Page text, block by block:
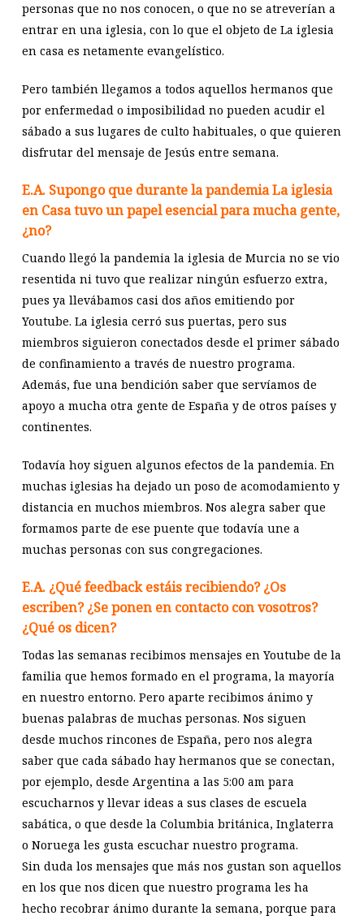
personas que no nos conocen, o que no se atreverían a
entrar en una iglesia, con lo que el objeto de La iglesia
en casa es netamente evangelístico.
Pero también llegamos a todos aquellos hermanos que
por enfermedad o imposibilidad no pueden acudir el
sábado a sus lugares de culto habituales, o que quieren
disfrutar del mensaje de Jesús entre semana.
E.A. Supongo que durante la pandemia La iglesia
en Casa tuvo un papel esencial para mucha gente,
¿no?
Cuando llegó la pandemia la iglesia de Murcia no se vio
resentida ni tuvo que realizar ningún esfuerzo extra,
pues ya llevábamos casi dos años emitiendo por
Youtube. La iglesia cerró sus puertas, pero sus
miembros siguieron conectados desde el primer sábado
de confinamiento a través de nuestro programa.
Además, fue una bendición saber que servíamos de
apoyo a mucha otra gente de España y de otros países y
continentes.
Todavía hoy siguen algunos efectos de la pandemia. En
muchas iglesias ha dejado un poso de acomodamiento y
distancia en muchos miembros. Nos alegra saber que
formamos parte de ese puente que todavía une a
muchas personas con sus congregaciones.
E.A. ¿Qué feedback estáis recibiendo? ¿Os
escriben? ¿Se ponen en contacto con vosotros?
¿Qué os dicen?
Todas las semanas recibimos mensajes en Youtube de la
familia que hemos formado en el programa, la mayoría
en nuestro entorno. Pero aparte recibimos ánimo y
buenas palabras de muchas personas. Nos siguen
desde muchos rincones de España, pero nos alegra
saber que cada sábado hay hermanos que se conectan,
por ejemplo, desde Argentina a las 5:00 am para
escucharnos y llevar ideas a sus clases de escuela
sabática, o que desde la Columbia británica, Inglaterra
o Noruega les gusta escuchar nuestro programa.
Sin duda los mensajes que más nos gustan son aquellos
en los que nos dicen que nuestro programa les ha
hecho recobrar ánimo durante la semana, porque para